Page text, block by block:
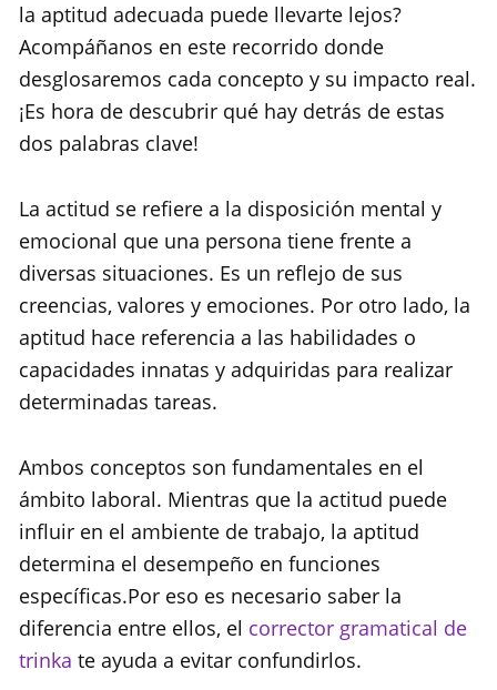
la aptitud adecuada puede llevarte lejos?
Acompáñanos en este recorrido donde
desglosaremos cada concepto y su impacto real.
¡Es hora de descubrir qué hay detrás de estas
dos palabras clave!
La actitud se refiere a la disposición mental y
emocional que una persona tiene frente a
diversas situaciones. Es un reflejo de sus
creencias, valores y emociones. Por otro lado, la
aptitud hace referencia a las habilidades o
capacidades innatas y adquiridas para realizar
determinadas tareas.
Ambos conceptos son fundamentales en el
ámbito laboral. Mientras que la actitud puede
influir en el ambiente de trabajo, la aptitud
determina el desempeño en funciones
específicas.Por eso es necesario saber la
diferencia entre ellos, el corrector gramatical de
trinka te ayuda a evitar confundirlos.